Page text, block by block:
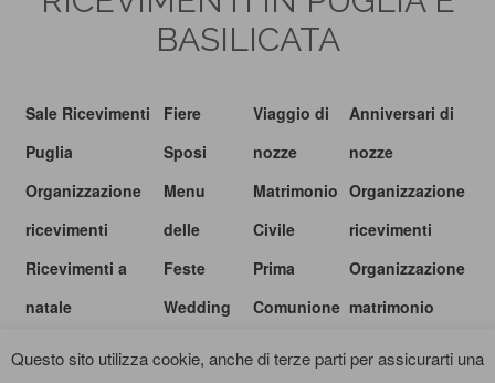
BASILICATA
Sale Ricevimenti
Puglia
Organizzazione
ricevimenti
Ricevimenti a
natale
Fiere
Sposi
Menu
delle
Feste
Wedding
Viaggio di
nozze
Matrimonio
Civile
Prima
Comunione
Anniversari di
nozze
Organizzazione
ricevimenti
Organizzazione
matrimonio
Questo sito utilizza cookie, anche di terze parti per assicurarti una